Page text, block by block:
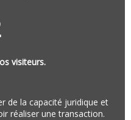
visiteurs.
de la capacité juridique et
réaliser une transaction.